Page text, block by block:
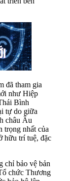
đã tham gia
như Hiệp
Bình
tự do giữa
châu Âu
nhất của
hữu trí tuệ, đặc
chỉ bảo vệ bản
chức Thương